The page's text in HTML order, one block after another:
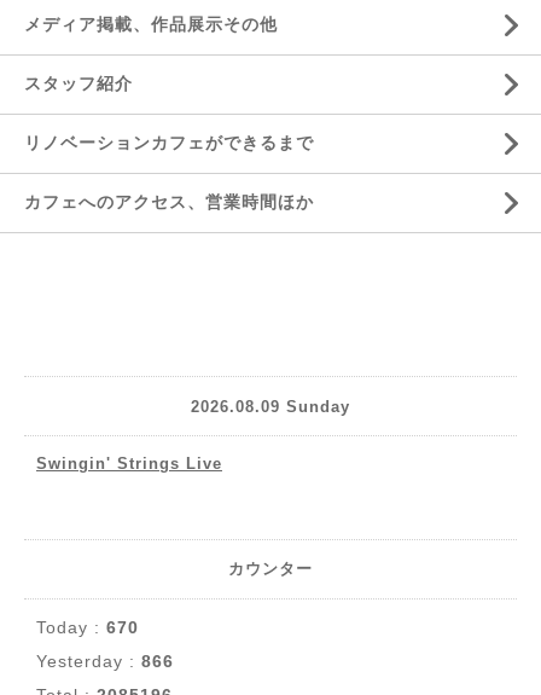
メディア掲載、作品展示その他
スタッフ紹介
リノベーションカフェができるまで
カフェへのアクセス、営業時間ほか
2026.08.09 Sunday
Swingin' Strings Live
カウンター
Today : 670
Yesterday : 866